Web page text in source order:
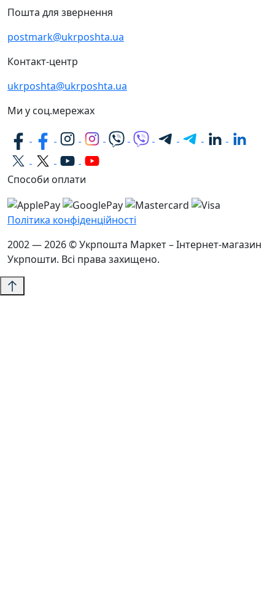
Пошта для звернення
postmark@ukrposhta.ua
Контакт-центр
ukrposhta@ukrposhta.ua
Ми у соц.мережах
Способи оплати
Політика конфіденційності
2002 — 2026 © Укрпошта Маркет – Інтернет-магазин
Укрпошти. Всі права захищено.